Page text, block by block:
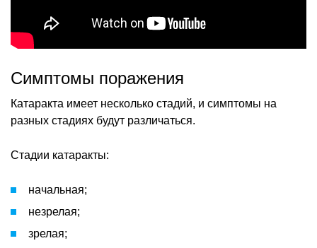
Симптомы поражения
Катаракта имеет несколько стадий, и симптомы на
разных стадиях будут различаться.
Стадии катаракты:
начальная;
незрелая;
зрелая;